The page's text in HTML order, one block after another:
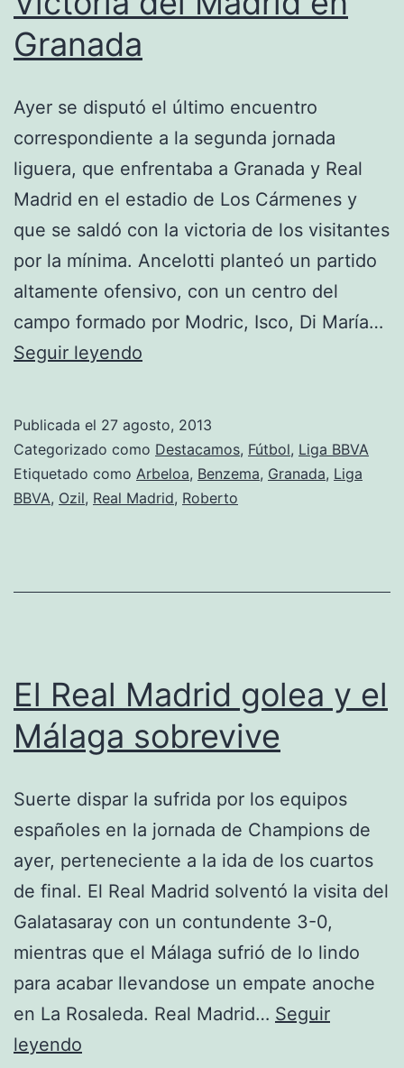
Granada
Ayer se disputó el último encuentro
correspondiente a la segunda jornada
liguera, que enfrentaba a Granada y Real
Madrid en el estadio de Los Cármenes y
que se saldó con la victoria de los visitantes
por la mínima. Ancelotti planteó un partido
altamente ofensivo, con un centro del
campo formado por Modric, Isco, Di María…
Seguir leyendo
en
Granada
Publicada el 27 agosto, 2013
Categorizado como Destacamos, Fútbol, Liga BBVA
Etiquetado como Arbeloa, Benzema, Granada, Liga
BBVA, Ozil, Real Madrid, Roberto
El Real Madrid golea y el
Málaga sobrevive
Suerte dispar la sufrida por los equipos
españoles en la jornada de Champions de
ayer, perteneciente a la ida de los cuartos
de final. El Real Madrid solventó la visita del
Galatasaray con un contundente 3-0,
mientras que el Málaga sufrió de lo lindo
para acabar llevandose un empate anoche
en La Rosaleda. Real Madrid… Seguir
leyendo